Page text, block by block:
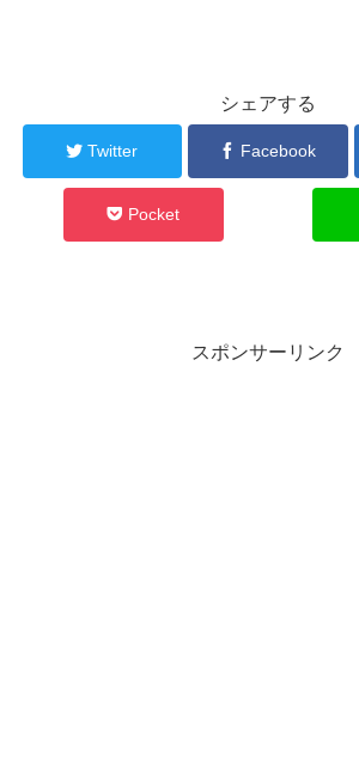
シェアする
Twitter Facebook
Pocket
スポンサーリンク